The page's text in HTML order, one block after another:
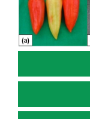
lateral
del
artículo